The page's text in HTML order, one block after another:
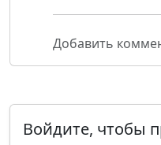
Добавить
Войдите, чтобы